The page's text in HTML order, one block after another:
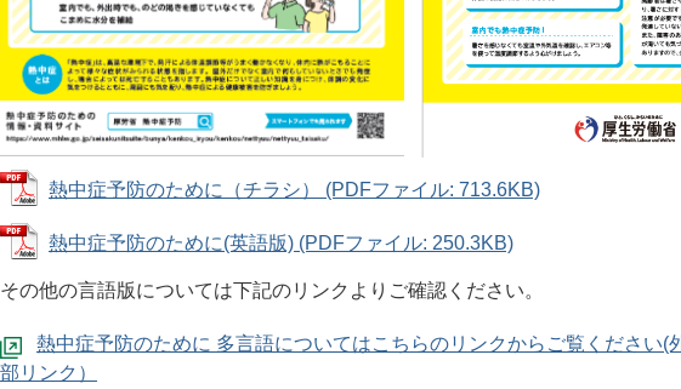
熱中症予防のために（チラシ） (PDFファイル: 713.6KB)
熱中症予防のために(英語版) (PDFファイル: 250.3KB)
その他の言語版については下記のリンクよりご確認ください。
熱中症予防のために 多言語についてはこちらのリンクからご覧ください(